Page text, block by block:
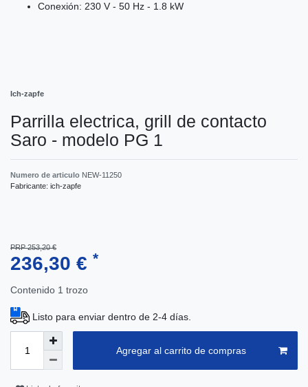
Conexión: 230 V - 50 Hz - 1.8 kW
Ich-zapfe
Parrilla electrica, grill de contacto
Saro - modelo PG 1
Numero de articulo NEW-11250
Fabricante: ich-zapfe
PRP 253,20 €
236,30 € *
Contenido 1 trozo
Listo para enviar dentro de 2-4 días.
Agregar al carrito de compras